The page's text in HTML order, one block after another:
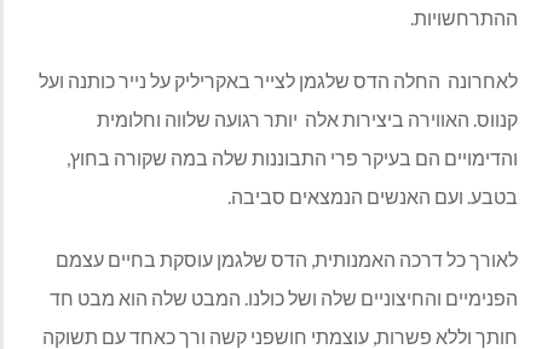
ההתרחשויות.
לאחרונה החלה הדס שלגמן לצייר באקריליק על נייר כותנה ועל
קנווס. האווירה ביצירות אלה יותר רגועה שלווה וחלומית
והדימויים הם בעיקר פרי התבוננות שלה במה שקורה בחוץ,
בטבע. ועם האנשים הנמצאים סביבה.
לאורך כל דרכה האמנותית, הדס שלגמן עוסקת בחיים עצמם
הפנימיים והחיצוניים שלה ושל כולנו. המבט שלה הוא מבט חד
חותך וללא פשרות, עוצמתי חושפני קשה ורך כאחד עם תשוקה